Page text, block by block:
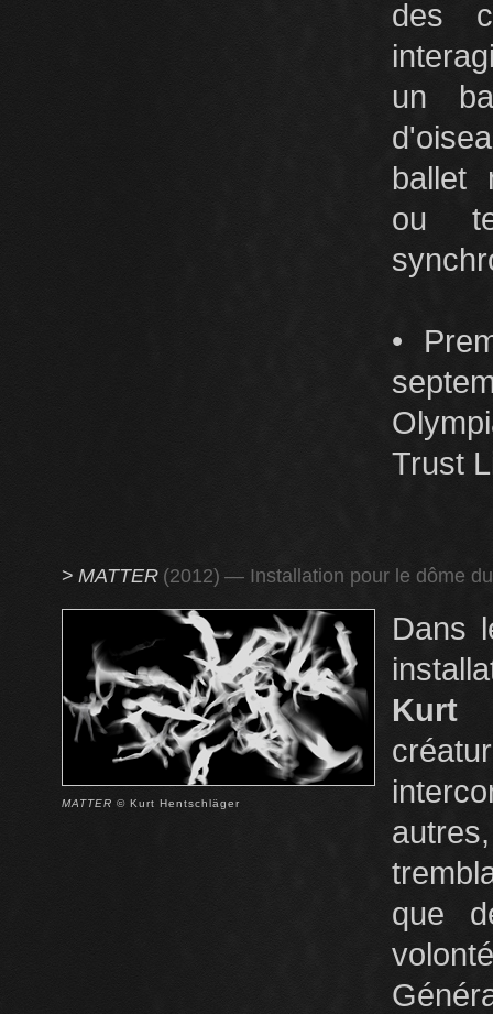
des
un
ballet
ou
•
Trust
> MATTER (2012) — Installation pour le dôme
MATTER © Kurt Hentschläger
Dans
Kurt
que